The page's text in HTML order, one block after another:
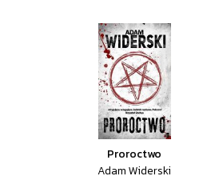
Proroctwo
Adam Widerski